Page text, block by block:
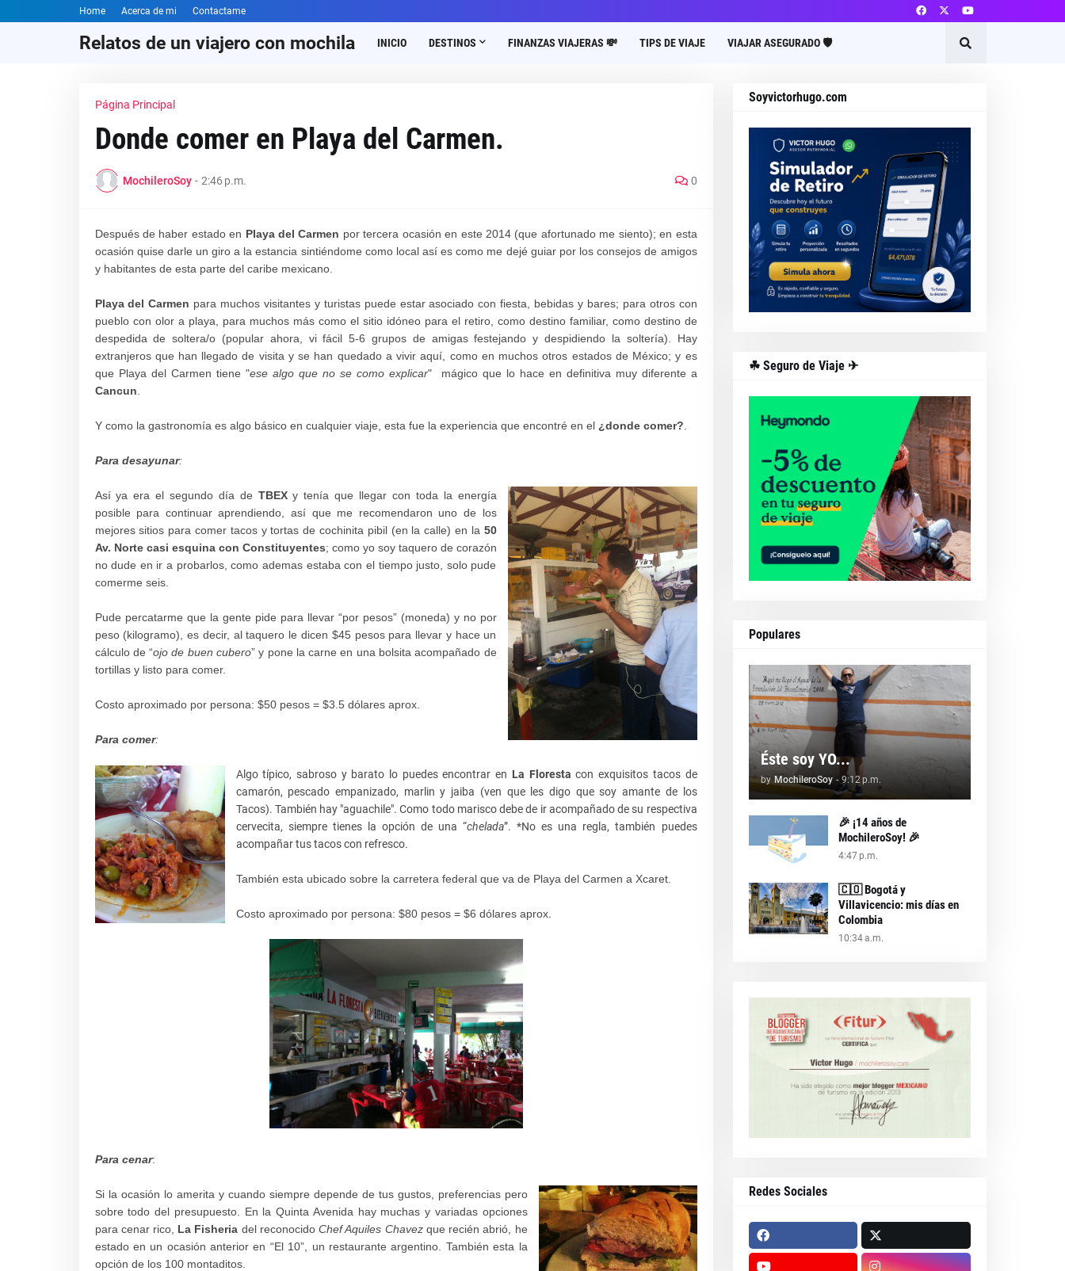
Home Acerca de mi Contactame
Relatos de un viajero con mochila INICIO DESTINOS FINANZAS VIAJERAS 💸 TIPS DE VIAJE VIAJAR ASEGURADO 🛡️
Página Principal
Donde comer en Playa del Carmen.
MochileroSoy - 2:46 p.m. 0
Después de haber estado en Playa del Carmen por tercera ocasión en este 2014 (que afortunadome siento); en esta
ocasión quise darle un giro a la estancia sintiéndome como local así es como me dejé guiar por los consejos de amigos
y habitantes de esta parte del caribe mexicano.
Playa del Carmen para muchos visitantes y turistas puede estar asociado con fiesta, bebidas y bares; para otros con
pueblo con olor a playa, para muchos más como el sitio idóneopara el retiro, como destino familiar, como destino de
despedida de soltera/o (popular ahora, vifácil 5-6 grupos de amigas festejando y despidiendo la soltería) . Hay
extranjeros que han llegado de visita y se han quedado a viviraquí, como en muchos otros estados de México; y es
que Playa del Carmen tiene "ese algo que no se como explicar" mágico que lo hace en definitiva muy diferente a
Cancun
Y como la gastronomía es algo básico en cualquier viaje, esta fue la experiencia que encontré en el ¿donde comer?
Para desayunar:
Así ya era el segundo día de TBEXy tenía que llegar con toda la energía
posible para continuar aprendiendo, asíque me recomendaron uno de los
mejores sitios para comer tacos y tortas de cochinita pibil (en la calle) en la 50
Av. Norte casi esquina con Constituyentes; como yo soy taquero de corazón
no dude en ir a probarlos, como ademas estaba con el tiempo justo, solo pude
comerme seis.
Pude percatarme que la gente pide para llevar “por pesos” (moneda) y no por
peso (kilogramo), es decir, al taquero le dicen $45 pesos para llevar y hace un
cálculo de “ojo de buen cubero” y pone la carne en una bolsita acompañado de
tortillas y listo para comer.
Costo aproximado por persona: $50 pesos = $3.5 dólares aprox.
Para comer:
Algo típico, sabroso y barato lo puedes encontrar en La Floresta con exquisitos tacos de
camarón, pescado empanizado, marlin y jaiba (ven que les digo que soy amante de los
Tacos). También hay "aguachile". Como todo marisco debe de ir acompañado de su respectiva
cervecita, siempre tienes la opción de una “chelada”.*No es una regla, también puedes
acompañar tus tacos con refresco.
También esta ubicado sobre la carretera federal que va de Playa del Carmen a Xcaret.
Costo aproximado por persona: $80 pesos = $6 dólares aprox.
Para cenar:
Si la ocasión lo amerita y cuando siempre depende de tus gustos, preferencias pero
sobre todo del presupuesto. En la Quinta Avenida hay muchas y variadas opciones
para cenar rico, La Fisheria del reconocidoChef Aquiles Chavezque recién abrió, he
estado en un ocasión anterior en “El 10”, un restaurante argentino. También esta la
opción de los 100 montaditos.
Soyvictorhugo.com
☘ Seguro de Viaje ✈
Populares
Éste soy YO...
by MochileroSoy - 9:12 p.m.
🎉 ¡14 años de
MochileroSoy! 🎉
4:47 p.m.
🇨🇴 Bogotá y
Villavicencio: mis días en
Colombia
10:34 a.m.
Redes Sociales